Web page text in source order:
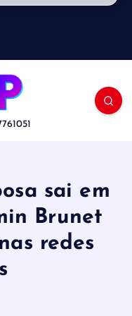
sai em
Brunet
redes